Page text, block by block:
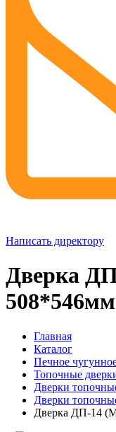
Написать директору
Дверка
Главная
Каталог
Печное
Топочные
Дверки
Дверки
Дверка ДП-14